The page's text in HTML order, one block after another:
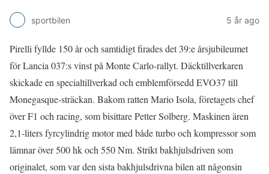
sportbilen 5 år ago
Pirelli fyllde 150 år och samtidigt firades det 39:e årsjubileumet
för Lancia 037:s vinst på Monte Carlo-rallyt. Däcktillverkaren
skickade en specialtillverkad och emblemförsedd EVO37 till
Monegasque-sträckan. Bakom ratten Mario Isola, företagets chef
över F1 och racing, som bisittare Petter Solberg. Maskinen ären
2,1-liters fyrcylindrig motor med både turbo och kompressor som
lämnar över 500 hk och 550 Nm. Strikt bakhjulsdriven som
originalet, som var den sista bakhjulsdrivna bilen att någonsin